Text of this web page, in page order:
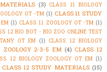
(3) CLASS 11 BIOLOGY
OT -TM (1) CLASS 11 STUDY
(1) CLASS 11 ZOOLOGY OT -TM (1)
12 BIO BOT - BIO ZOO ONLINE TEST
OT EM (1) CLASS 12 BIOLOGY
ZOOLOGY 2-3-5 EM (4) CLASS 12
12 BIOLOGY ZOOLOGY OT EM (1)
CLASS 12 STUDY MATERIALS (15)